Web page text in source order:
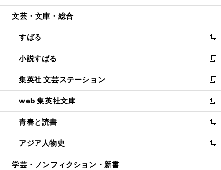
開
ウ
開
く
ン
ウ
で
開
く
ウ
ン
ド
ウ
で
開
く
文芸・文庫・総合
すばる
新
し
い
ウ
ィ
ン
ド
ウ
で
開
く
小説すばる
新
し
い
ウ
ィ
ン
ド
ウ
で
開
集英社 文芸ステーション
新
し
い
ウ
ィ
ン
ド
ウ
web 集英社文庫
新
し
い
ウ
ィ
ン
青春と読書
新
し
い
ウ
アジア人物史
新
し
学芸・ノンフィクション・新書